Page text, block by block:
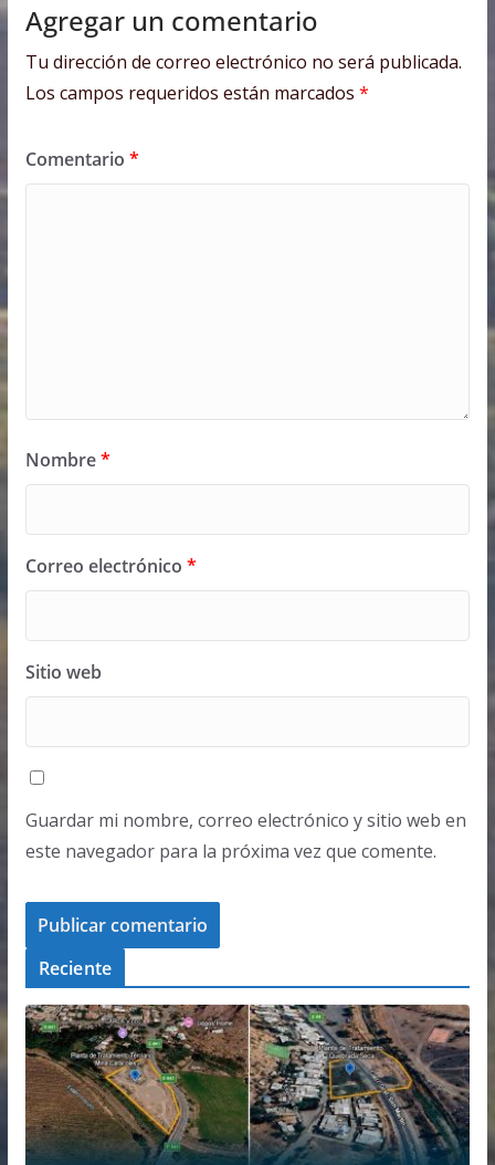
Agregar un comentario
Tu dirección de correo electrónico no será publicada.
Los campos requeridos están marcados *
Comentario *
Nombre*
Correo electrónico *
Sitio web
Guardar mi nombre, correo electrónico y sitio web en
este navegador para la próxima vez que comente.
Reciente